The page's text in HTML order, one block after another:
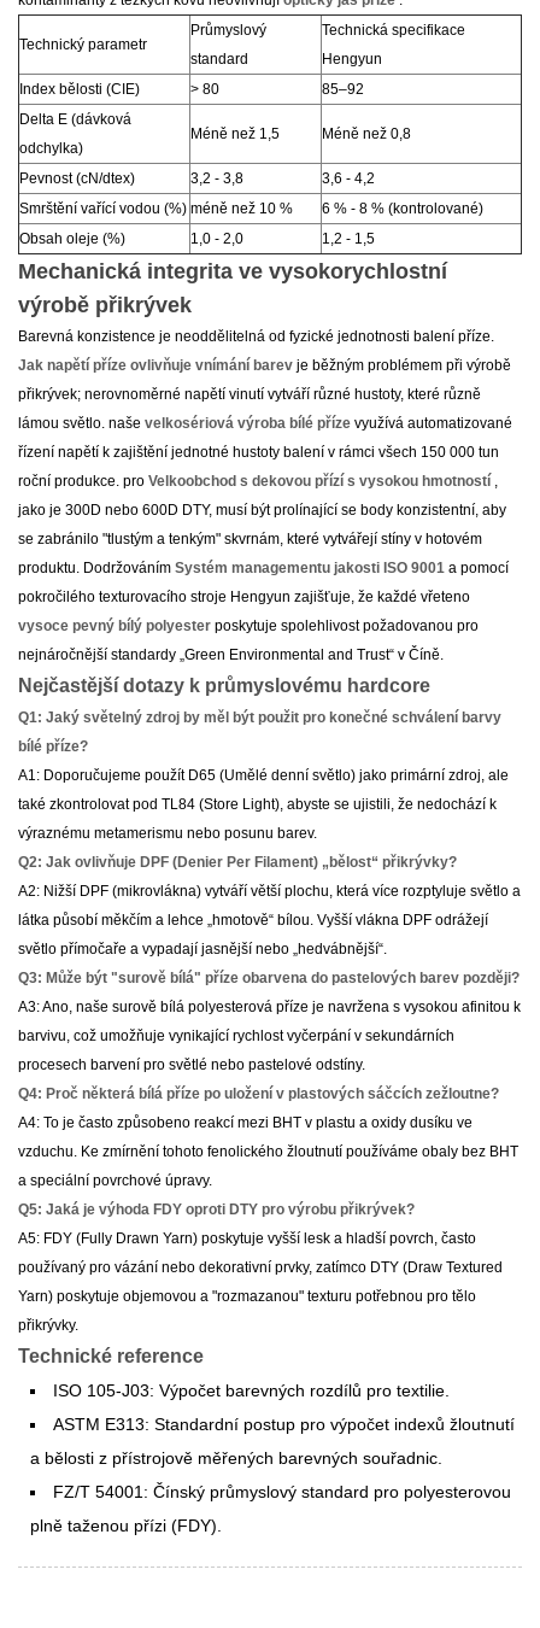
Technický parametr
Průmyslový
standard
Technická specifikace
Hengyun
Index bělosti (CIE)
> 80
85–92
Delta E (dávková
odchylka)
Méně než 1,5 Méně než 0,8
Pevnost (cN/dtex) 3,2 - 3,8
3,6 - 4,2
Smrštění vařící vodou (%) méně než 10 %
6 % - 8 % (kontrolované)
Obsah oleje (%)
1,0 - 2,0 1,2 - 1,5
Mechanická integrita ve vysokorychlostní
výrobě přikrývek
Barevná konzistence je neoddělitelná od fyzické jednotnosti balení příze.
Jak napětí příze ovlivňuje vnímání barev je běžným problémem při výrobě
přikrývek; nerovnoměrné napětí vinutí vytváří různé hustoty, které různě
lámou světlo. naše velkosériová výroba bílé příze využívá automatizované
řízení napětí k zajištění jednotné hustoty balení v rámci všech 150 000 tun
roční produkce. pro Velkoobchod s dekovou přízí s vysokou hmotností ,
jako je 300D nebo 600D DTY, musí být prolínající se body konzistentní, aby
se zabránilo "tlustým a tenkým" skvrnám, které vytvářejí stíny v hotovém
produktu. Dodržováním Systém managementu jakosti ISO 9001 a pomocí
pokročilého texturovacího stroje Hengyun zajišťuje, že každé vřeteno
vysoce pevný bílý polyester poskytuje spolehlivost požadovanou pro
nejnáročnější standardy „Green Environmental and Trust“ v Číně.
Nejčastější dotazy k průmyslovému hardcore
Q1: Jaký světelný zdroj by měl být použit pro konečné schválení barvy
bílé příze?
A1: Doporučujeme použít D65 (Umělé denní světlo) jako primární zdroj, ale
také zkontrolovat pod TL84 (Store Light), abyste se ujistili, že nedochází k
výraznému metamerismu nebo posunu barev.
Q2: Jak ovlivňuje DPF (Denier Per Filament) „bělost“ přikrývky?
A2: Nižší DPF (mikrovlákna) vytváří větší plochu, která více rozptyluje světlo a
látka působí měkčím a lehce „hmotově“ bílou. Vyšší vlákna DPF odrážejí
světlo přímočaře a vypadají jasnější nebo „hedvábnější“.
Q3: Může být "surově bílá" příze obarvena do pastelových barev později?
A3: Ano, naše surově bílá polyesterová příze je navržena s vysokou afinitou k
barvivu, což umožňuje vynikající rychlost vyčerpání v sekundárních
procesech barvení pro světlé nebo pastelové odstíny.
Q4: Proč některá bílá příze po uložení v plastových sáčcích zežloutne?
A4: To je často způsobeno reakcí mezi BHT v plastu a oxidy dusíku ve
vzduchu. Ke zmírnění tohoto fenolického žloutnutí používáme obaly bez BHT
a speciální povrchové úpravy.
Q5: Jaká je výhoda FDY oproti DTY pro výrobu přikrývek?
A5: FDY (Fully Drawn Yarn) poskytuje vyšší lesk a hladší povrch, často
používaný pro vázání nebo dekorativní prvky, zatímco DTY (Draw Textured
Yarn) poskytuje objemovou a "rozmazanou" texturu potřebnou pro tělo
přikrývky.
Technické reference
ISO 105-J03: Výpočet barevných rozdílů pro textilie.
ASTM E313: Standardní postup pro výpočet indexů žloutnutí
a bělosti z přístrojově měřených barevných souřadnic.
FZ/T 54001: Čínský průmyslový standard pro polyesterovou
plně taženou přízi (FDY).